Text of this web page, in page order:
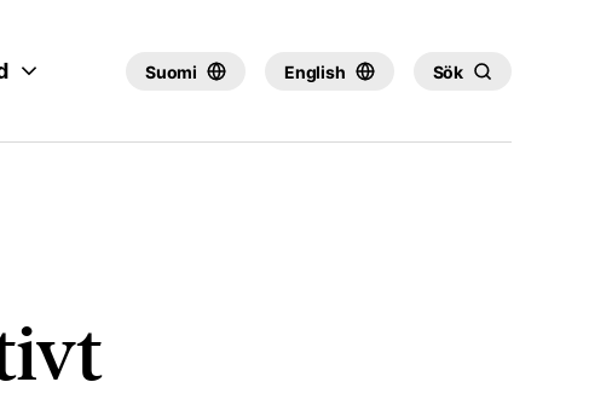
Suomi English Sök